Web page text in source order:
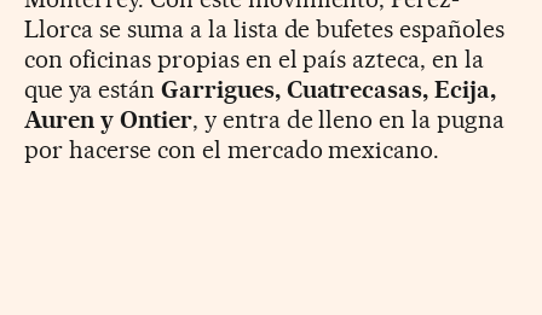
Llorca se suma a la lista de bufetes españoles
con oficinas propias en el país azteca, en la
que ya están Garrigues, Cuatrecasas, Ecija,
Auren y Ontier, y entra de lleno en la pugna
por hacerse con el mercado mexicano.